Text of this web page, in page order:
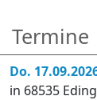
Termine
Do.
in 68535